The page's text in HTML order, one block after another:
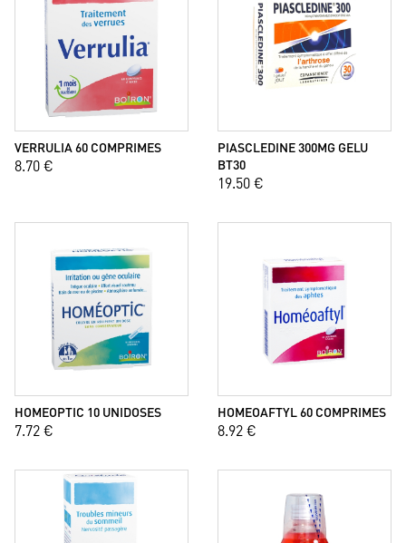
VERRULIA 60 COMPRIMES
8.70 €
PIASCLEDINE 300MG GELU
BT30
19.50 €
HOMEOPTIC 10 UNIDOSES
7.72 €
HOMEOAFTYL 60 COMPRIMES
8.92 €